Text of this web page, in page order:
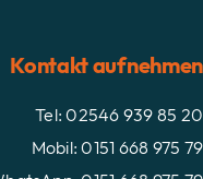
Kontakt aufnehmen
Tel: 02546 939 85 20
Mobil: 0151 668 975 79